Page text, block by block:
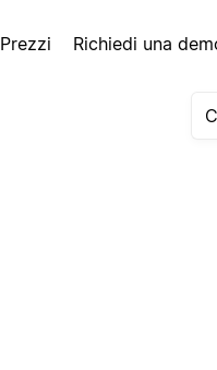
Prezzi Richiedi una